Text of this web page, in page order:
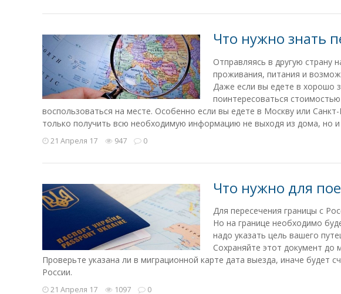
Что нужно знать
Отправляясь в другую страну
проживания, питания и
Даже если вы едете в хорошо
поинтересоваться
воспользоваться на месте. Особенно если вы едете в Москву или
только получить всю необходимую информацию не выходя из дома, но
21 Апреля 17 947 0
Что нужно для
Для пересечения границы с
Но на границе необходимо
надо указать цель вашего
Сохраняйте этот документ до
Проверьте указана ли в миграционной карте дата выезда, иначе будет
России.
21 Апреля 17 1097 0